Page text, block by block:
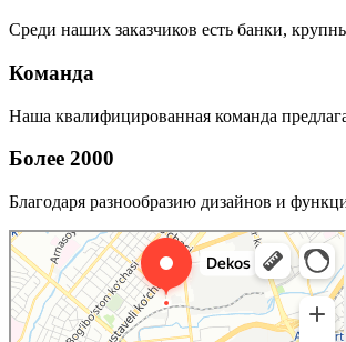
Среди наших заказчиков есть банки,
Команда
Наша квалифицированная команда
Более 2000
Благодаря разнообразию дизайнов и